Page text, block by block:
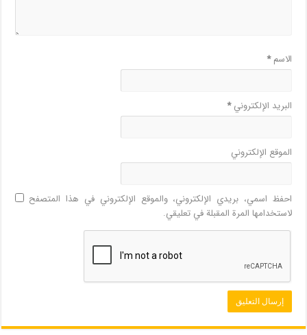
الاسم*
البريد الإلكتروني*
الموقع الإلكتروني
احفظ اسمي، بريدي الإلكتروني، والموقع الإلكتروني في هذا المتصفح
لاستخدامها المرة المقبلة في تعليقي.